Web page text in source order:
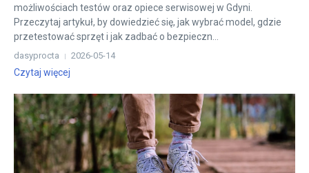
możliwościach testów oraz opiece serwisowej w Gdyni.
Przeczytaj artykuł, by dowiedzieć się, jak wybrać model, gdzie
przetestować sprzęt i jak zadbać o bezpieczn...
dasyprocta 2026-05-14
Czytaj więcej